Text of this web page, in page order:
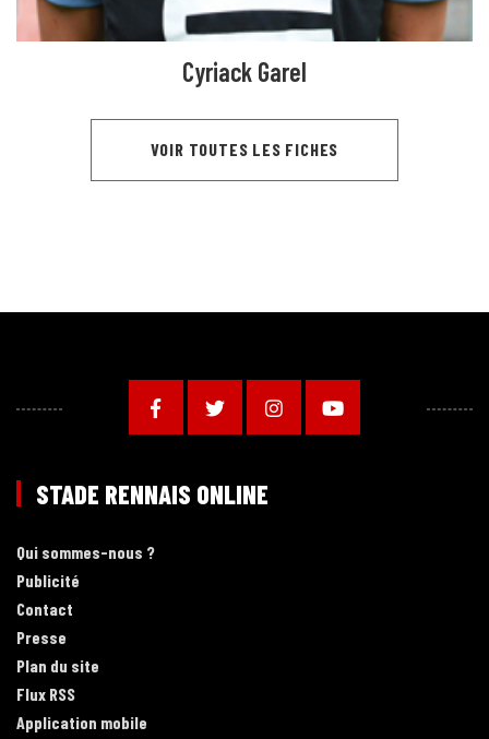
Cyriack Garel
VOIR TOUTES LES FICHES
STADE RENNAIS ONLINE
Qui sommes-nous ?
Publicité
Contact
Presse
Plan du site
Flux RSS
Application mobile